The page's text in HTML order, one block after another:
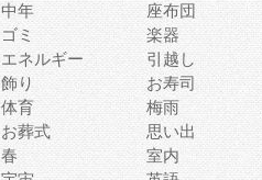
中年 座布団
ゴミ 楽器
エネルギー 引越し
飾り お寿司
体育 梅雨
お葬式 思い出
春 室内